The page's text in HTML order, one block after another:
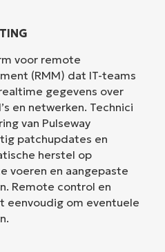
voor remote
(RMM) dat IT-teams
gegevens over
en netwerken. Technici
van Pulseway
patchupdates en
herstel op
voeren en aangepaste
Remote control en
eenvoudig om eventuele